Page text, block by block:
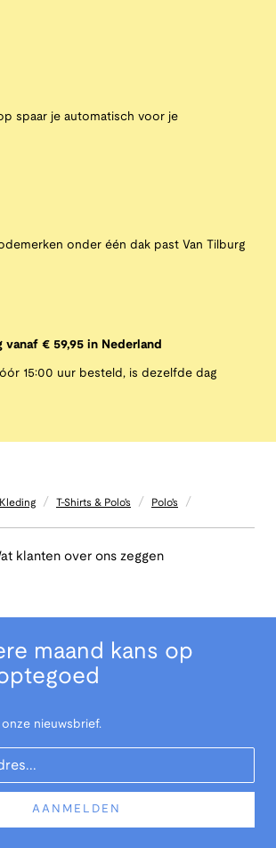
spaar je automatisch voor je
onder één dak past Van Tilburg
vanaf € 59,95 in Nederland
15:00 uur besteld, is dezelfde dag
Kleding / T-Shirts & Polo's / Polo's /
klanten over ons zeggen
maand kans op
nieuwsbrief.
AANMELDEN